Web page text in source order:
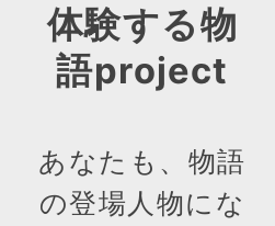
体験する物
語project
あなたも、物語
の登場人物にな